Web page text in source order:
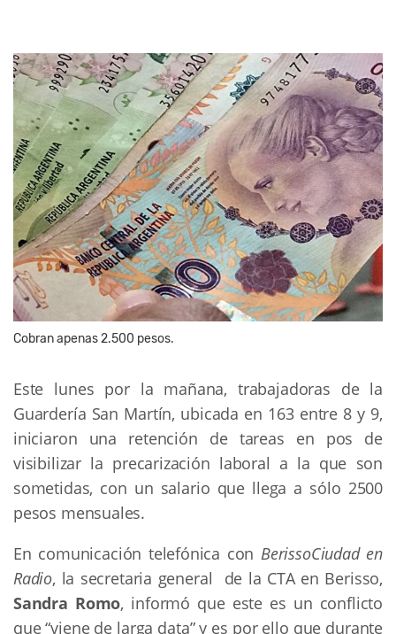
Cobran apenas 2.500 pesos.
Este lunes por la mañana, trabajadoras de la
Guardería San Martín, ubicada en 163 entre 8 y 9,
iniciaron una retención de tareas en pos de
visibilizar la precarización laboral a la que son
sometidas, con un salario que llega a sólo 2500
pesos mensuales.
En comunicación telefónica con BerissoCiudad en
Radio, la secretaria general de la CTA en Berisso,
Sandra Romo, informó que este es un conflicto
que “viene de larga data” y es por ello que durante